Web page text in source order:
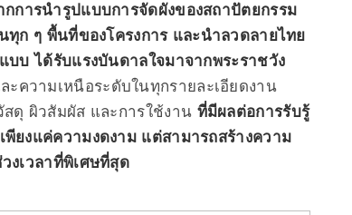
การนำรูปแบบการจัดผังของสถาปัตยกรรม
ก ๆ พื้นที่ของโครงการ และนำลวดลายไทย
บ ได้รับแรงบันดาลใจมาจากพระราชวัง
ะความเหนือระดับในทุกรายละเอียดงาน
ดุ ผิวสัมผัส และการใช้งาน ที่มีผลต่อการรับรู้
ยงแค่ความงดงาม แต่สามารถสร้างความ
งเวลาที่พิเศษที่สุด